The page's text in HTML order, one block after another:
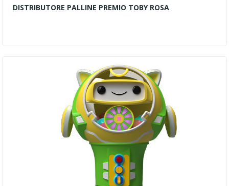
DISTRIBUTORE PALLINE PREMIO TOBY ROSA